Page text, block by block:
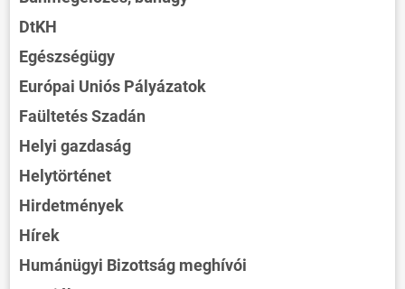
DtKH
Egészségügy
Európai Uniós Pályázatok
Faültetés Szadán
Helyi gazdaság
Helytörténet
Hirdetmények
Hírek
Humánügyi Bizottság meghívói